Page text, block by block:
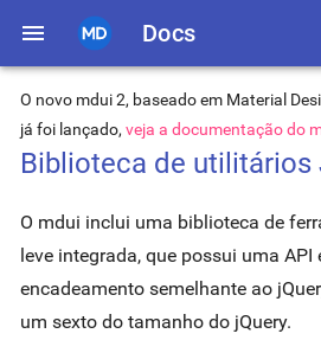
menu Docs
O novo mdui 2, baseado em Material
já foi lançado, veja a documentação do
Biblioteca de utilitários
O mdui inclui uma biblioteca de
leve integrada, que possui uma API
encadeamento semelhante ao
um sexto do tamanho do jQuery.